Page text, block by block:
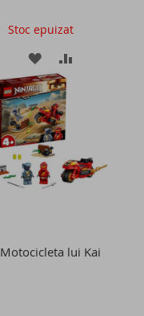
Stoc epuizat
ADAUGATI
LA
LISTA
DE
DORINTE
Motocicleta lui Kai